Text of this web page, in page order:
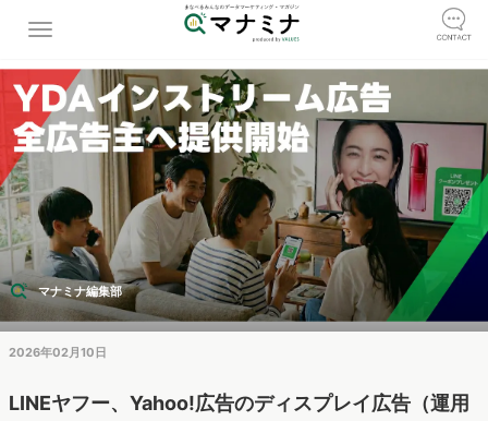
マナミナ編集部
2026年02月10日
LINEヤフー、Yahoo!広告のディスプレイ広告（運用